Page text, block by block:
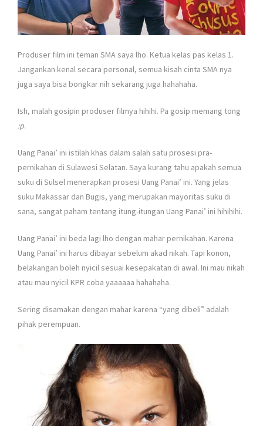
Produser film ini teman SMA saya lho. Ketua kelas pas kelas 1.
Jangankan kenal secara personal, semua kisah cinta SMA nya
juga saya bisa bongkar nih sekarang juga hahahaha.
Ish, malah gosipin produser filmya hihihi. Pa gosip memang tong
:p.
Uang Panai’ ini istilah khas dalam salah satu prosesi pra-
pernikahan di Sulawesi Selatan. Saya kurang tahu apakah semua
suku di Sulsel menerapkan prosesi Uang Panai’ ini. Yang jelas
suku Makassar dan Bugis, yang merupakan mayoritas suku di
sana, sangat paham tentang itung-itungan Uang Panai’ ini hihihihi.
Uang Panai’ ini beda lagi lho dengan mahar pernikahan. Karena
Uang Panai’ ini harus dibayar sebelum akad nikah. Tapi konon,
belakangan boleh nyicil sesuai kesepakatan di awal. Ini mau nikah
atau mau nyicil KPR coba yaaaaaa hahahaha.
Sering disamakan dengan mahar karena “yang dibeli” adalah
pihak perempuan.